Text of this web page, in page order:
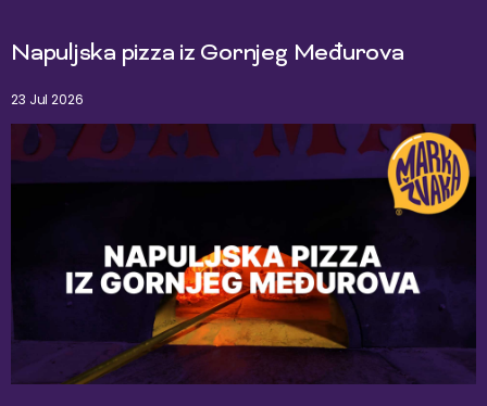
Napuljska pizza iz Gornjeg Međurova
23 Jul 2026